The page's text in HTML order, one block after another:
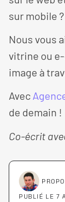
sur mobile ?
Nous vous
vitrine ou
image à
Avec
de demain !
Co-écrit
PUBLIÉ LE 7